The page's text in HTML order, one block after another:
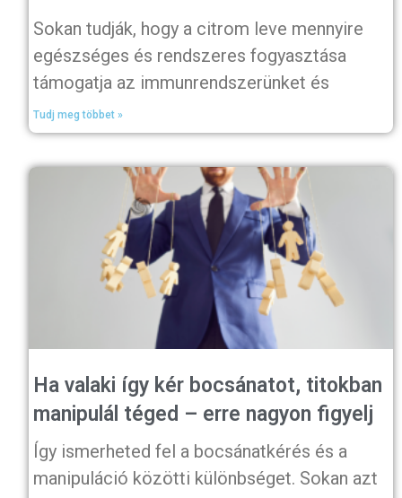
Sokan tudják, hogy a citrom leve mennyire
egészséges és rendszeres fogyasztása
támogatja az immunrendszerünket és
Tudj meg többet »
Ha valaki így kér bocsánatot, titokban
manipulál téged – erre nagyon figyelj
Így ismerheted fel a bocsánatkérés és a
manipuláció közötti különbséget. Sokan azt